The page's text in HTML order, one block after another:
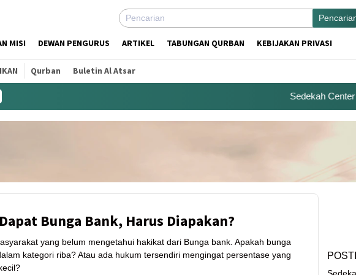
MISI DEWAN PENGURUS ARTIKEL TABUNGAN QURBAN KEBIJAKAN PRIVASI
Qurban Buletin Al Atsar
Sedekah Center
Bunga Bank, Harus Diapakan?
yang belum mengetahui hakikat dari Bunga bank. Apakah bunga
kategori riba? Atau ada hukum tersendiri mengingat persentase yang